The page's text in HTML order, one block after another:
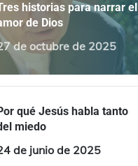
historias para narrar el
de Dios
de octubre de 2025
qué Jesús habla tanto
miedo
de junio de 2025